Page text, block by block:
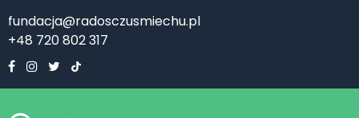
fundacja@radosczusmiechu.pl
+48 720 802 317